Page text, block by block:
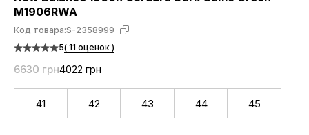
M1906RWA
Код товара:S-2358999
5( 11 оценок )
6630 грн4022 грн
41 42 43 44 45